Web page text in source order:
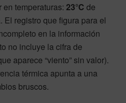
temperaturas: 23°C de
El registro que figura para el
en la información
no incluye la cifra de
aparece “viento” sin valor).
térmica apunta a una
bruscos.